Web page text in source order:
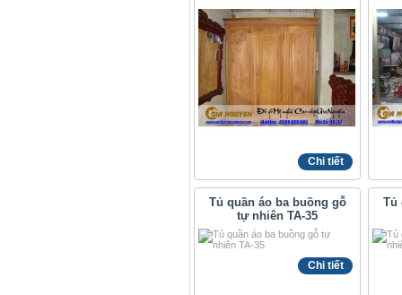
Chi tiết
Tủ quần áo ba buồng gỗ
tự nhiên TA-35
Chi tiết
Tủ